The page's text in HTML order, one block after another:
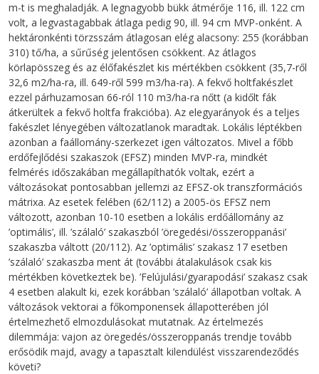
m-t is meghaladják. A legnagyobb bükk átmérője 116, ill. 122 cm
volt, a legvastagabbak átlaga pedig 90, ill. 94 cm MVP-onként. A
hektáronkénti törzsszám átlagosan elég alacsony: 255 (korábban
310) tő/ha, a sűrűség jelentősen csökkent. Az átlagos
körlapösszeg és az élőfakészlet kis mértékben csökkent (35,7-ről
32,6 m2/ha-ra, ill. 649-ről 599 m3/ha-ra). A fekvő holtfakészlet
ezzel párhuzamosan 66-ról 110 m3/ha-ra nőtt (a kidőlt fák
átkerültek a fekvő holtfa frakcióba). Az elegyarányok és a teljes
fakészlet lényegében változatlanok maradtak. Lokális léptékben
azonban a faállomány-szerkezet igen változatos. Mivel a főbb
erdőfejlődési szakaszok (EFSZ) minden MVP-ra, mindkét
felmérés időszakában megállapíthatók voltak, ezért a
változásokat pontosabban jellemzi az EFSZ-ok transzformációs
mátrixa. Az esetek felében (62/112) a 2005-ös EFSZ nem
változott, azonban 10-10 esetben a lokális erdőállomány az
’optimális’, ill. ’szálaló’ szakaszból ’öregedési/összeroppanási’
szakaszba váltott (20/112). Az ’optimális’ szakasz 17 esetben
’szálaló’ szakaszba ment át (további átalakulások csak kis
mértékben következtek be). ’Felújulási/gyarapodási’ szakasz csak
4 esetben alakult ki, ezek korábban ’szálaló’ állapotban voltak. A
változások vektorai a főkomponensek állapotterében jól
értelmezhető elmozdulásokat mutatnak. Az értelmezés
dilemmája: vajon az öregedés/összeroppanás trendje tovább
erősödik majd, avagy a tapasztalt kilendülést visszarendeződés
követi?